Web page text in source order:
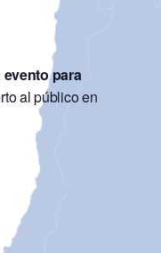
evento para
al público en